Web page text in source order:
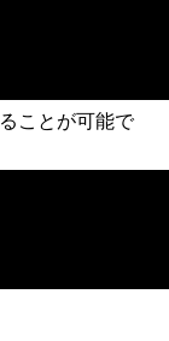
ことが可能で